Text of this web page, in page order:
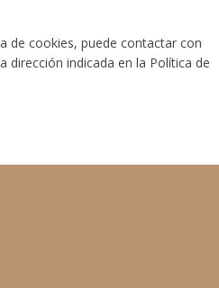
de cookies, puede contactar con
dirección indicada en la Política de